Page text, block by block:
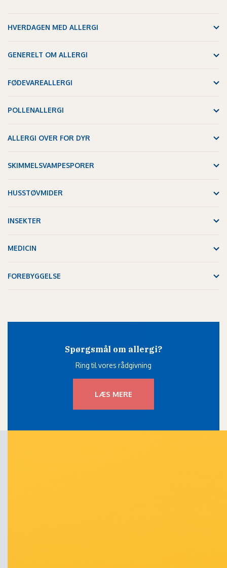
HVERDAGEN MED ALLERGI
GENERELT OM ALLERGI
FØDEVAREALLERGI
POLLENALLERGI
ALLERGI OVER FOR DYR
SKIMMELSVAMPESPORER
HUSSTØVMIDER
INSEKTER
MEDICIN
FOREBYGGELSE
Spørgsmål om allergi?
Ring til vores rådgivning
LÆS MERE